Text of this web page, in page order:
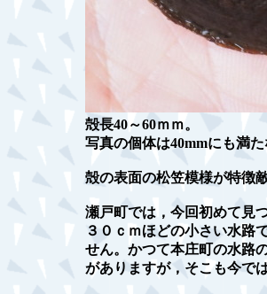
殻長40～60ｍｍ。
写真の個体は40mmにも満た
殻の表面の松笠模様が特徴敵
瀬戸町では，今回初めて見
３０ｃｍほどの小さい水路
せん。かつて本庄町の水路
がありますが，そこも今で